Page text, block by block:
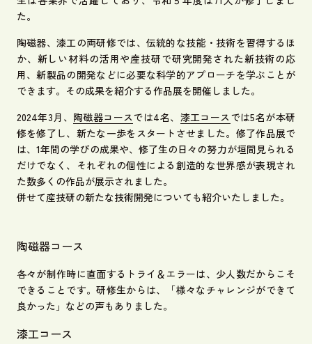
た。
陶磁器、漆工の両研修では、伝統的な技能・技術を習得するほ
か、新しい材料の活用や産技研で研究開発された新技術の応
用、新製品の開発などに必要な科学的アプローチを学ぶことが
できます。その成果を紹介する作品展を開催しました。
2024年3月、 陶磁器コースでは4名、 漆工コースでは5名が本研
修を修了し、新たな一歩をスタートさせました。修了作品展で
は、1年間の学びの成果や、修了生の日々の努力が垣間見られる
だけでなく、それぞれの個性による創造的な世界感が表現され
た数多くの作品が展示されました。
併せて産技研の新たな技術開発についても紹介いたしました。
陶磁器コース
各々が制作時に直面するトライ＆エラーは、少人数だからこそ
できることです。研修生からは、「様々なチャレンジができて
良かった」などの声もありました。
漆工コース